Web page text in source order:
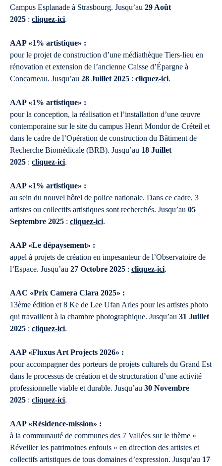
Campus Esplanade à Strasbourg. Jusqu’au 29 Août
2025 : cliquez-ici.
AAP «1% artistique» :
pour le projet de construction d’une médiathèque Tiers-lieu en
rénovation et extension de l’ancienne Caisse d’Épargne à
Concarneau. Jusqu’au 28 Juillet 2025 : cliquez-ici.
AAP «1% artistique» :
pour la conception, la réalisation et l’installation d’une œuvre
contemporaine sur le site du campus Henri Mondor de Créteil et
dans le cadre de l’Opération de construction du Bâtiment de
Recherche Biomédicale (BRB). Jusqu’au 18 Juillet
2025 : cliquez-ici.
AAP «1% artistique» :
au sein du nouvel hôtel de police nationale. Dans ce cadre, 3
artistes ou collectifs artistiques sont recherchés. Jusqu’au 05
Septembre 2025 : cliquez-ici.
AAP «Le dépaysement» :
appel à projets de création en impesanteur de l’Observatoire de
l’Espace. Jusqu’au 27 Octobre 2025 : cliquez-ici.
AAC «Prix Camera Clara 2025» :
13ème édition et 8 Ke de Lee Ufan Arles pour les artistes photo
qui travaillent à la chambre photographique. Jusqu’au 31 Juillet
2025 : cliquez-ici.
AAP «Fluxus Art Projects 2026» :
pour accompagner des porteurs de projets culturels du Grand Est
dans le processus de création et de structuration d’une activité
professionnelle viable et durable. Jusqu’au 30 Novembre
2025 : cliquez-ici.
AAP «Résidence-mission» :
à la communauté de communes des 7 Vallées sur le thème «
Réveiller les patrimoines enfouis » en direction des artistes et
collectifs artistiques de tous domaines d’expression. Jusqu’au 17